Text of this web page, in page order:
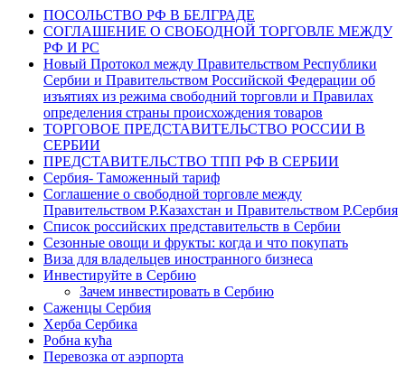
ПОСОЛЬСТВО РФ В БЕЛГРАДЕ
СОГЛАШЕНИЕ О СВОБОДНОЙ ТОРГОВЛЕ МЕЖДУ
РФ И РС
Новый Протокол между Правительством Республики
Сербии и Правительством Российской Федерации об
изъятиях из режима свободний торговли и Правилах
определения страны происхождения товаров
ТОРГОВОЕ ПРЕДСТАВИТЕЛЬСТВО РОССИИ В
СЕРБИИ
ПРЕДСТАВИТЕЛЬСТВО ТПП РФ В СЕРБИИ
Сербия- Таможенный тариф
Соглашение о свободной торговле между
Правительством Р.Казахстан и Правительством Р.Сербия
Список российских представительств в Сербии
Сезонные овощи и фрукты: когда и что покупать
Виза для владельцев иностранного бизнеса
Инвестируйте в Сербию
Зачем инвестировать в Сербию
Саженцы Сербия
Херба Сербика
Робна кућа
Перевозка от аэрпорта